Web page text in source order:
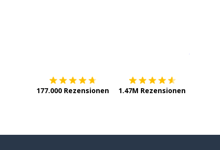
177.000 Rezensionen 1.47M Rezensionen